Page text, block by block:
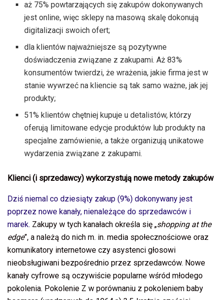
aż 75% powtarzających się zakupów dokonywanych
jest online, więc sklepy na masową skalę dokonują
digitalizacji swoich ofert;
dla klientów najważniejsze są pozytywne
doświadczenia związane z zakupami. Aż 83%
konsumentów twierdzi, że wrażenia, jakie firma jest w
stanie wywrzeć na kliencie są tak samo ważne, jak jej
produkty;
51% klientów chętniej kupuje u detalistów, którzy
oferują limitowane edycje produktów lub produkty na
specjalne zamówienie, a także organizują unikatowe
wydarzenia związane z zakupami.
Klienci (i sprzedawcy) wykorzystują nowe metody zakupów
Dziś niemal co dziesiąty zakup (9%) dokonywany jest
poprzez nowe kanały, nienależące do sprzedawców i
marek. Zakupy w tych kanałach określa się „shopping at the
edge”, a należą do nich m. in. media społecznościowe oraz
komunikatory internetowe czy asystenci głosowi
nieobsługiwani bezpośrednio przez sprzedawców. Nowe
kanały cyfrowe są oczywiście popularne wśród młodego
pokolenia. Pokolenie Z w porównaniu z pokoleniem baby